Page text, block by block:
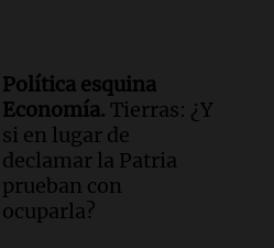
Política esquina
Economía. Tierras: ¿Y
si en lugar de
declamar la Patria
prueban con
ocuparla?